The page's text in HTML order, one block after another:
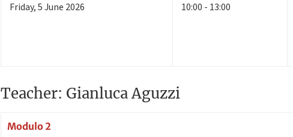
Friday,5June 2026 10:00 - 13:00
Teacher: Gianluca Aguzzi
Modulo 2